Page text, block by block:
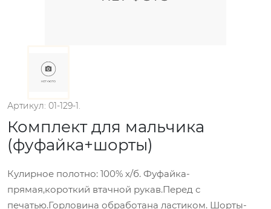
Артикул: 01-129-1.
Комплект для мальчика
(фуфайка+шорты)
Кулирное полотно: 100% х/б. Фуфайка-
прямая,короткий втачной рукав.Перед с
печатью.Горловина обработана ластиком. Шорты-